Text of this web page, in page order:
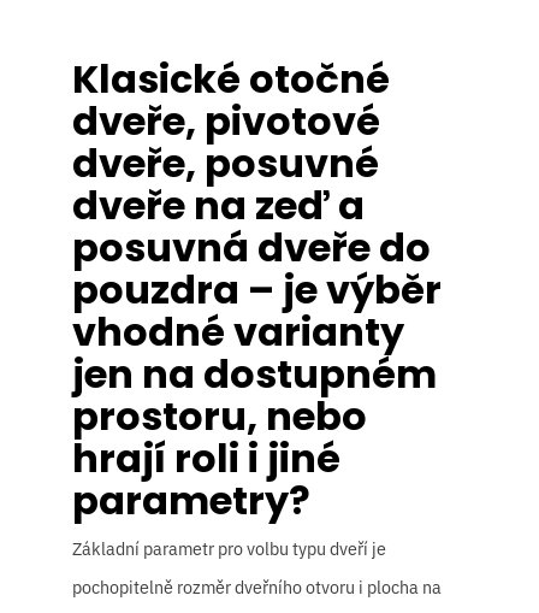
Klasické otočné
dveře, pivotové
dveře, posuvné
dveře na zeď a
posuvná dveře do
pouzdra – je výběr
vhodné varianty
jen na dostupném
prostoru, nebo
hrají roli i jiné
parametry?
Základní parametr pro volbu typu dveří je
pochopitelně rozměr dveřního otvoru i plocha na